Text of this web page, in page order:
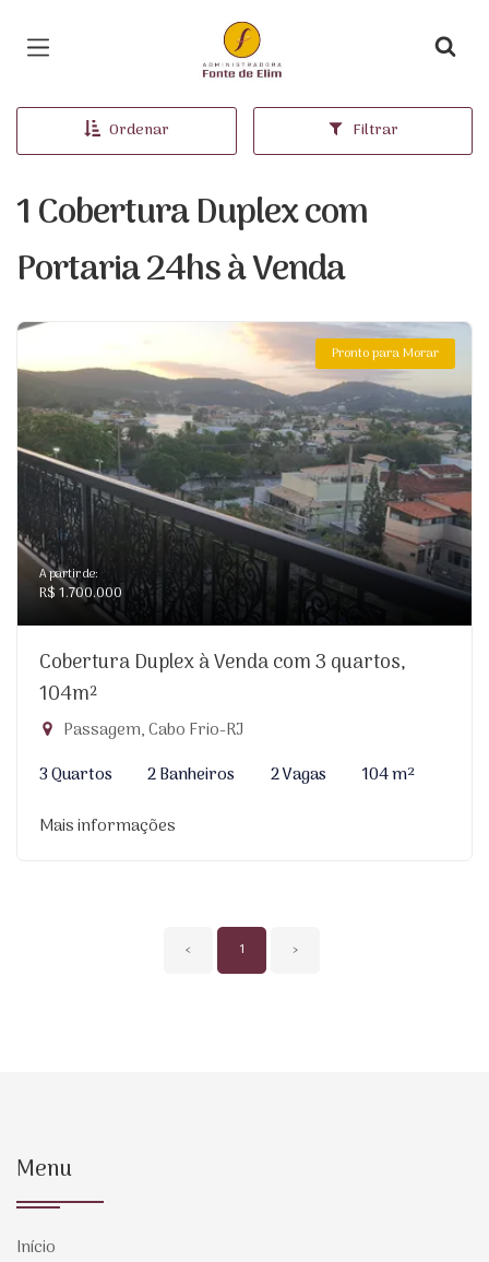
Página inicial
Ordenar Filtrar
1 Cobertura Duplex com
Portaria 24hs à Venda
Pronto para Morar
A partir de:
R$ 1.700.000
Cobertura Duplex à Venda com 3 quartos,
104m²
Passagem, Cabo Frio-RJ
3 Quartos
2 Banheiros 2 Vagas
104 m²
Mais informações
‹ 1 ›
Menu
Início